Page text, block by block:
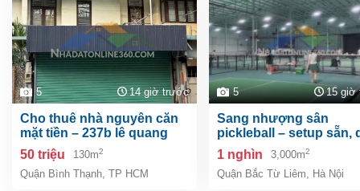
5 14 giờ trước
cho thuê nhà nguyên căn
mặt tiền – 237b lê quang
định, phường gia định
50 triệu 130m2
Quận Bình Thạnh, TP HCM
5 15 giờ
sang nhượng sân
pickleball – setup sẵn,
mô: 11 sân chỉ việc vận
hành! anh chị quan
liên hệ ạ!
1 nghìn 3,000m2
Quận Bắc Từ Liêm, Hà Nội